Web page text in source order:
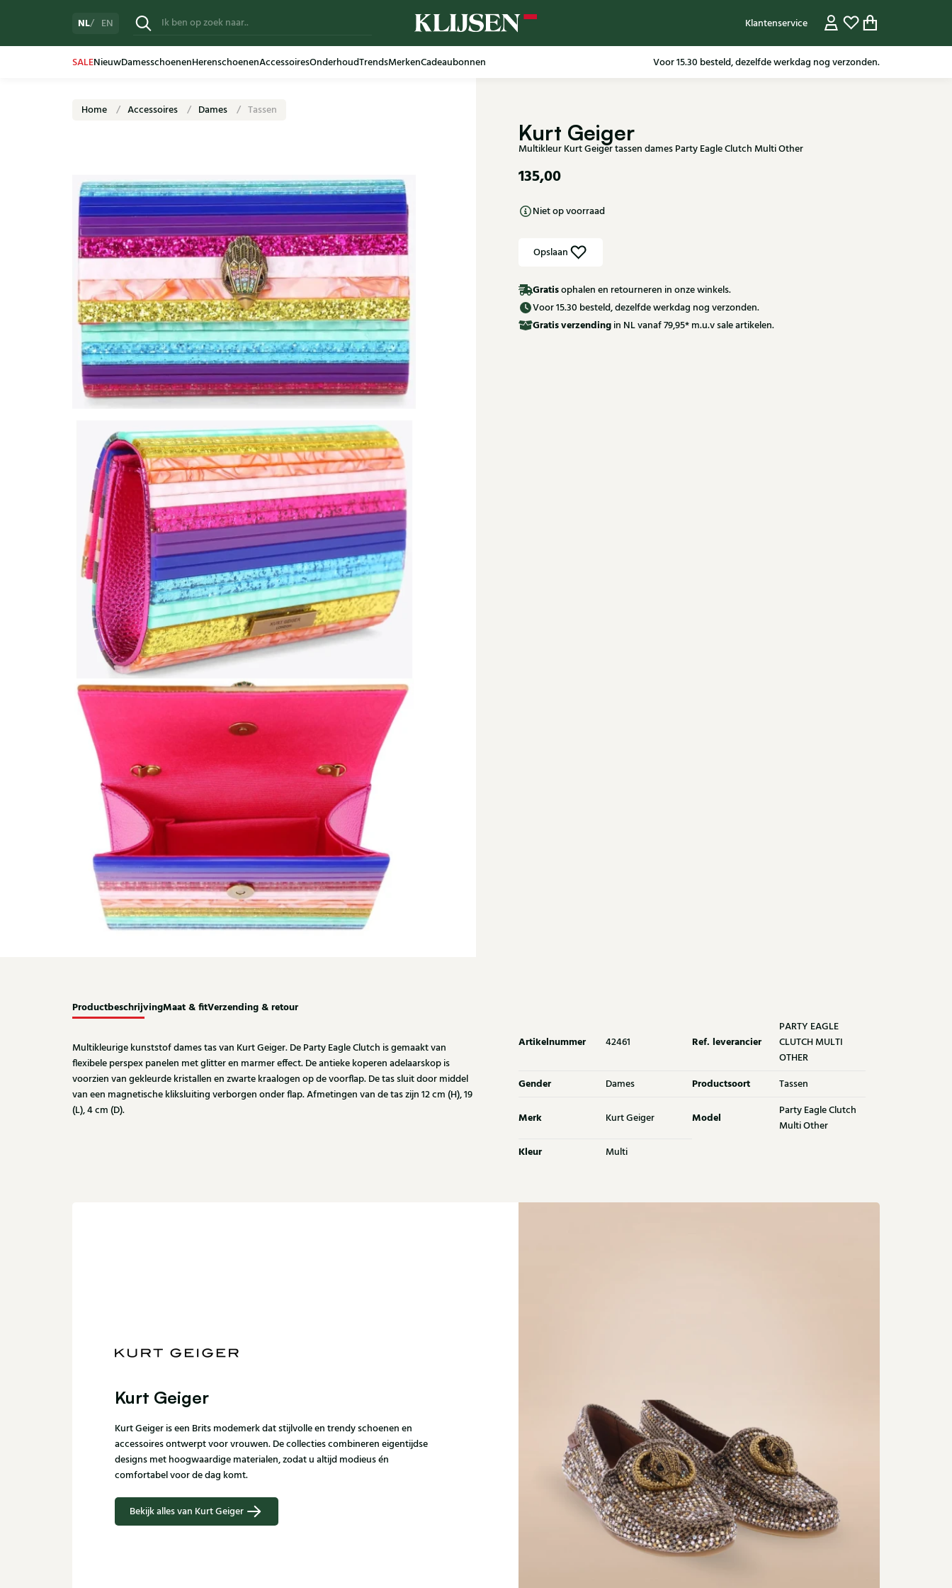
NL EN Klantenservice
SALENieuwDamesschoenenHerenschoenenAccessoiresOnderhoudTrendsMerkenCadeaubonnen Voor 15.30 besteld, dezelfde werkdag nog verzonden.
Home Accessoires Dames Tassen
Kurt Geiger
Multikleur Kurt Geiger tassen dames Party Eagle Clutch Multi Other
135,00
Niet op voorraad
Opslaan
Gratisophalen en retourneren in onze winkels.
Voor 15.30 besteld, dezelfde werkdag nog verzonden.
Gratisverzending in NL vanaf 79,95* m.u.v sale artikelen.
ProductbeschrijvingMaat & fitVerzending & retour
Multikleurige kunststof dames tas van Kurt Geiger. De Party Eagle Clutch is gemaakt van
flexibele perspex panelen met glitter en marmer effect. De antieke koperen adelaarskop is
voorzien van gekleurde kristallen en zwarte kraalogen op de voorflap. De tas sluit door middel
van een magnetische kliksluiting verborgen onder flap. Afmetingen van de tas zijn 12 cm (H), 19
(L), 4 cm (D).
Artikelnummer 42461 Ref. leverancier
PARTY EAGLE
CLUTCH MULTI
OTHER
Gender Dames Productsoort Tassen
Merk Kurt Geiger Model
Party Eagle Clutch
Multi Other
Kleur Multi
Kurt Geiger
Kurt Geiger is een Brits modemerk dat stijlvolle en trendy schoenen en
accessoires ontwerpt voor vrouwen. De collecties combineren eigentijdse
designs met hoogwaardige materialen, zodat u altijd modieus én
comfortabel voor de dag komt.
Bekijk alles van Kurt Geiger